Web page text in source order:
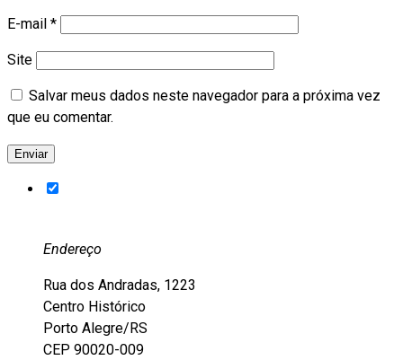
E-mail *
Site
Salvar meus dados neste navegador para a próxima vez
que eu comentar.
Endereço
Rua dos Andradas, 1223
Centro Histórico
Porto Alegre/RS
CEP 90020-009